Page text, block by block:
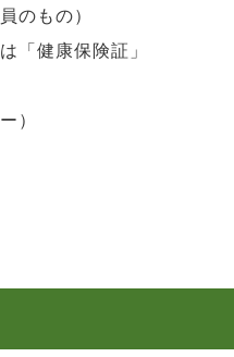
のもの）
「健康保険証」
）